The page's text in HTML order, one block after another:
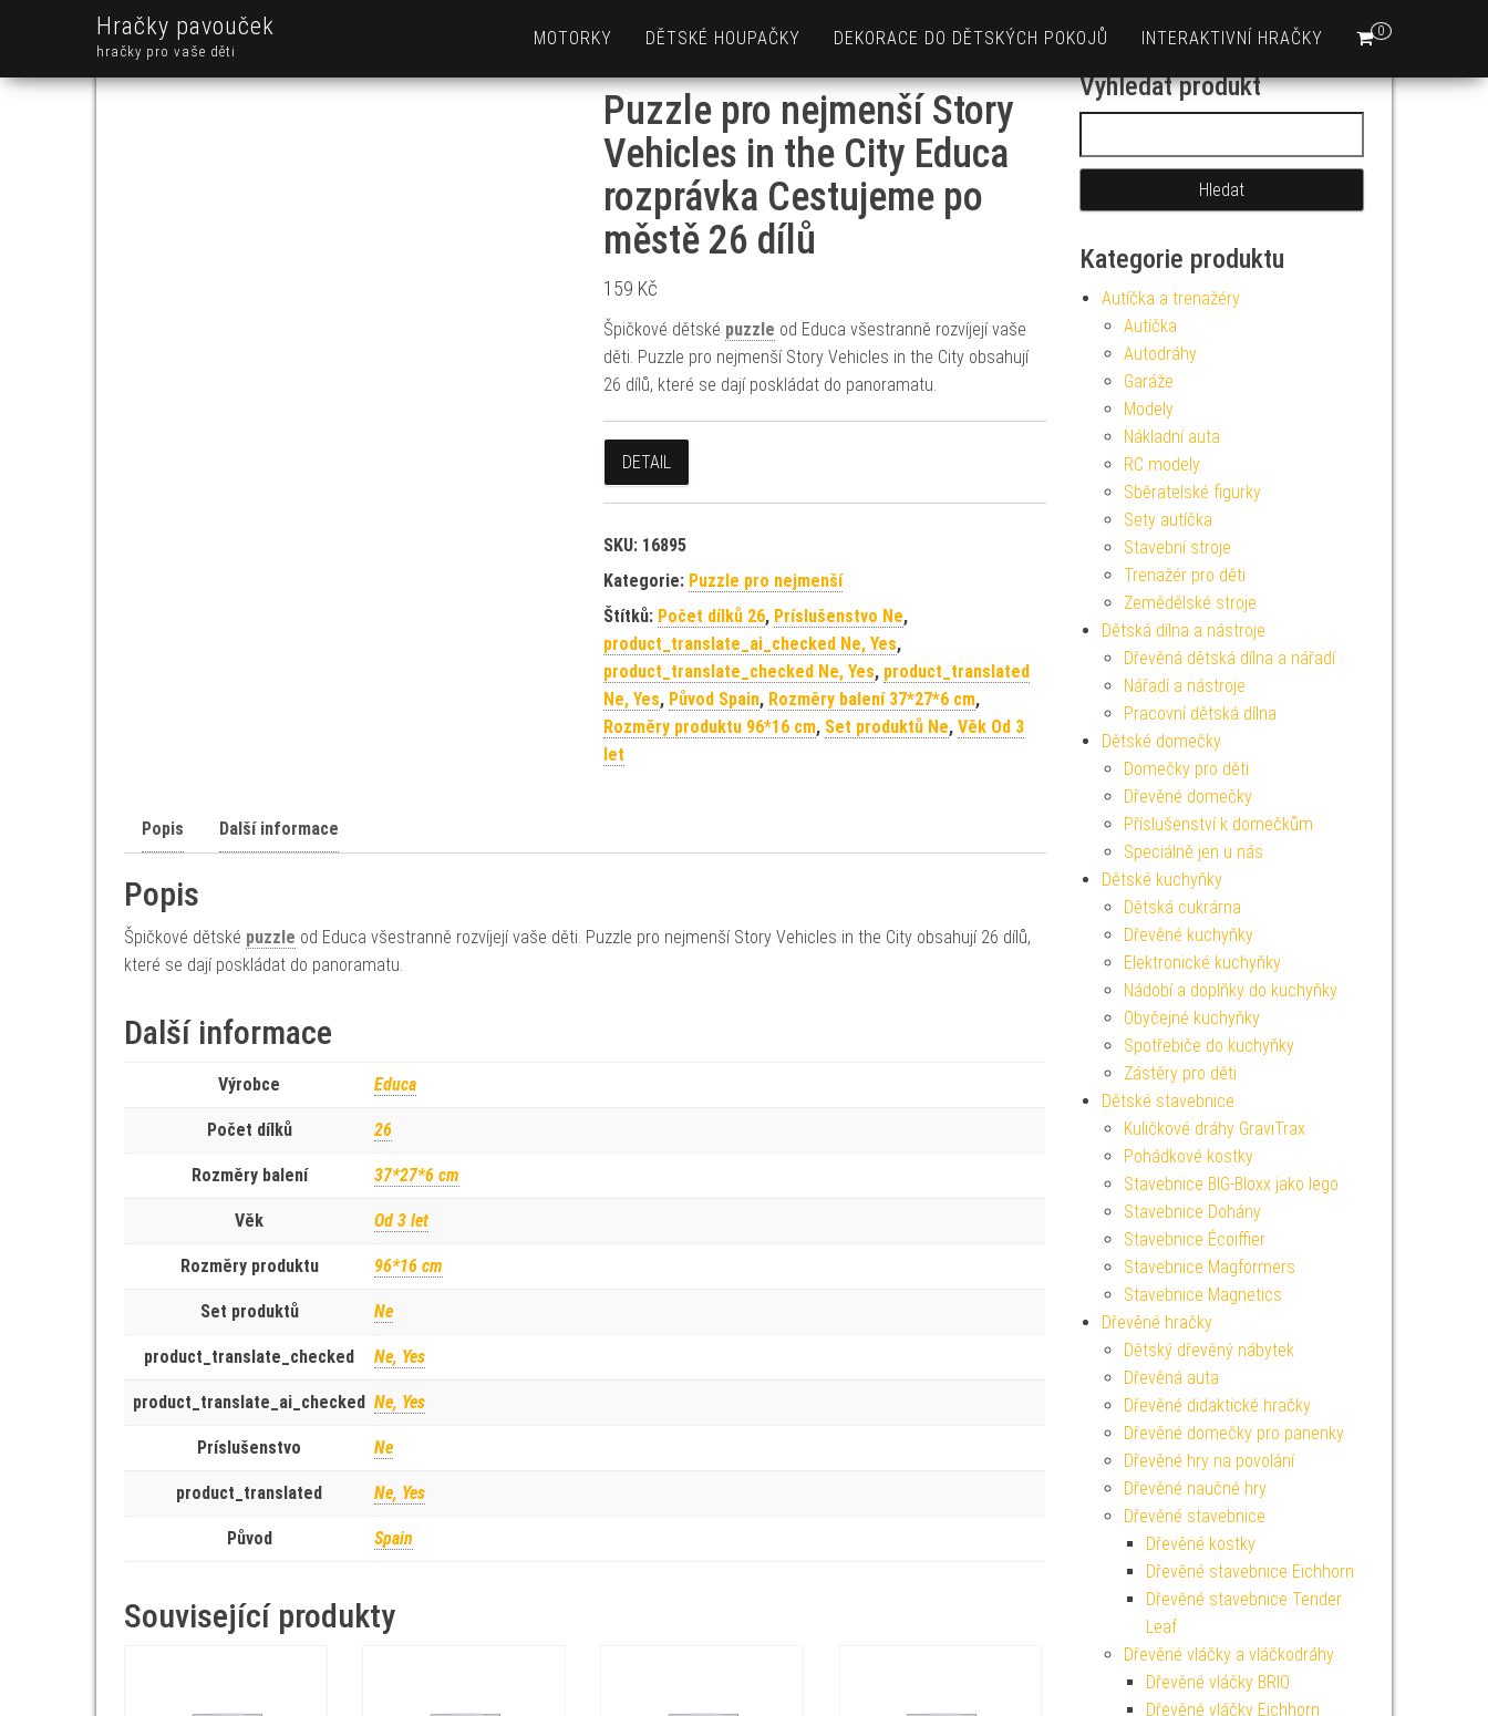
Hračky pavouček
hračky pro vaše děti
0
MOTORKY DĚTSKÉ HOUPAČKY DEKORACE DO DĚTSKÝCH POKOJŮ INTERAKTIVNÍ HRAČKY
Puzzle pro nejmenší Story
Vehicles in the City Educa
rozprávka Cestujeme po
městě 26 dílů
159 Kč
Špičkové dětské puzzle od Educa všestranně rozvíjejí vaše
děti. Puzzle pro nejmenší Story Vehicles in the City obsahují
26 dílů, které se dají poskládat do panoramatu.
DETAIL
SKU: 16895
Kategorie: Puzzle pro nejmenší
Štítků: Počet dílků 26, Príslušenstvo Ne,
product_translate_ai_checked Ne, Yes,
product_translate_checked Ne, Yes, product_translated
Ne, Yes, Původ Spain, Rozměry balení 37*27*6 cm,
Rozměry produktu 96*16 cm, Set produktů Ne, Věk Od 3
let
Popis Další informace
Popis
Špičkové dětské puzzle od Educa všestranně rozvíjejí vaše děti. Puzzle pro nejmenší Story Vehicles in the City obsahují 26 dílů,
které se dají poskládat do panoramatu.
Další informace
Výrobce Educa
Počet dílků 26
Rozměry balení 37*27*6 cm
Věk Od 3 let
Rozměry produktu 96*16 cm
Set produktů Ne
product_translate_checked Ne, Yes
product_translate_ai_checked Ne, Yes
Príslušenstvo Ne
product_translated Ne, Yes
Původ Spain
Související produkty
Vyhledat produkt
Kategorie produktu
Autíčka a trenažéry
Autíčka
Autodráhy
Garáže
Modely
Nákladní auta
RC modely
Sběratelské figurky
Sety autíčka
Stavební stroje
Trenažér pro děti
Zemědělské stroje
Dětská dílna a nástroje
Dřevěná dětská dílna a nářadí
Nářadí a nástroje
Pracovní dětská dílna
Dětské domečky
Domečky pro děti
Dřevěné domečky
Příslušenství k domečkům
Speciálně jen u nás
Dětské kuchyňky
Dětská cukrárna
Dřevěné kuchyňky
Elektronické kuchyňky
Nádobí a doplňky do kuchyňky
Obyčejné kuchyňky
Spotřebiče do kuchyňky
Zástěry pro děti
Dětské stavebnice
Kuličkové dráhy GraviTrax
Pohádkové kostky
Stavebnice BIG-Bloxx jako lego
Stavebnice Dohány
Stavebnice Écoiffier
Stavebnice Magformers
Stavebnice Magnetics
Dřevěné hračky
Dětský dřevěný nábytek
Dřevěná auta
Dřevěné didaktické hračky
Dřevěné domečky pro panenky
Dřevěné hry na povolání
Dřevěné naučné hry
Dřevěné stavebnice
Dřevěné kostky
Dřevěné stavebnice Eichhorn
Dřevěné stavebnice Tender
Leaf
Dřevěné vláčky a vláčkodráhy
Dřevěné vláčky BRIO
Dřevěné vláčky Eichhorn